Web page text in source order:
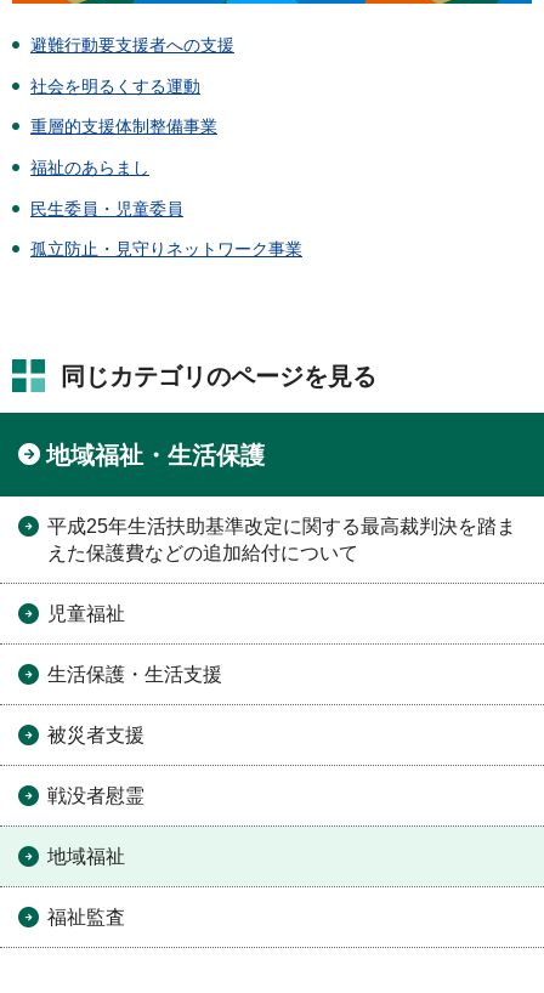
避難行動要支援者への支援
社会を明るくする運動
重層的支援体制整備事業
福祉のあらまし
民生委員・児童委員
孤立防止・見守りネットワーク事業
同じカテゴリのページを見る
地域福祉・生活保護
平成25年生活扶助基準改定に関する最高裁判決を踏ま
えた保護費などの追加給付について
児童福祉
生活保護・生活支援
被災者支援
戦没者慰霊
地域福祉
福祉監査